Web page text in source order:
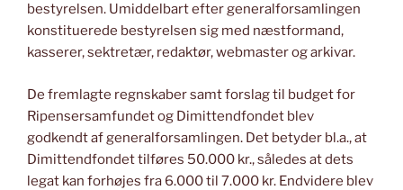
bestyrelsen. Umiddelbart efter generalforsamlingen
konstituerede bestyrelsen sig med næstformand,
kasserer, sektretær, redaktør, webmaster og arkivar.
De fremlagte regnskaber samt forslag til budget for
Ripensersamfundet og Dimittendfondet blev
godkendt af generalforsamlingen. Det betyder bl.a., at
Dimittendfondet tilføres 50.000 kr., således at dets
legat kan forhøjes fra 6.000 til 7.000 kr. Endvidere blev